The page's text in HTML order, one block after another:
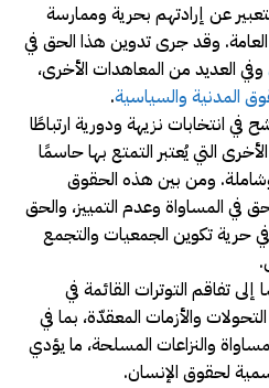
عن إرادتهم بحرية وممارسة
وقد جرى تدوين هذا الحق في
وفي العديد من المعاهدات الأخرى،
المدنية والسياسية.
في انتخابات نزيهة ودورية ارتباطًا
التي يُعتبر التمتع بها حاسمًا
وشاملة. ومن بين هذه الحقوق
في المساواة وعدم التمييز، والحق
في حرية تكوين الجمعيات والتجمع
تفاقم التوترات القائمة في
والأزمات المعقدّة، بما في
والنزاعات المسلحة، ما يؤدي
لحقوق الإنسان.